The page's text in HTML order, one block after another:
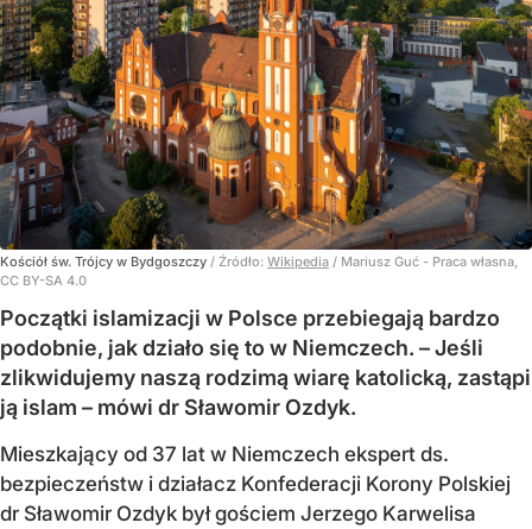
Kościół św. Trójcy w Bydgoszczy / Źródło: Wikipedia / Mariusz Guć - Praca własna,
CC BY-SA 4.0
Początki islamizacji w Polsce przebiegają bardzo
podobnie, jak działo się to w Niemczech. – Jeśli
zlikwidujemy naszą rodzimą wiarę katolicką, zastąpi
ją islam – mówi dr Sławomir Ozdyk.
Mieszkający od 37 lat w Niemczech ekspert ds.
bezpieczeństw i działacz Konfederacji Korony Polskiej
dr Sławomir Ozdyk był gościem Jerzego Karwelisa